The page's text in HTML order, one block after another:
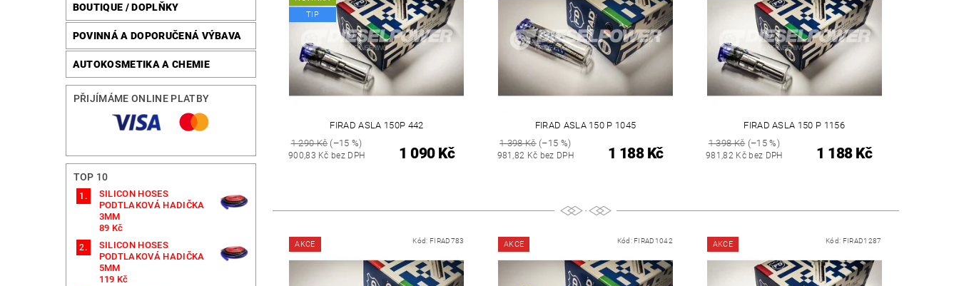
BOUTIQUE / DOPLŇKY
POVINNÁ A DOPORUČENÁ VÝBAVA
AUTOKOSMETIKA A CHEMIE
PŘIJÍMÁME ONLINE PLATBY
TOP 10
SILICON HOSES
PODTLAKOVÁ HADIČKA
3MM
89 Kč
SILICON HOSES
PODTLAKOVÁ HADIČKA
5MM
119 Kč
TIP
FIRAD ASLA 150P 442
1 290 Kč(–15 %)
900,83 Kč bez DPH 1 090 Kč
FIRAD ASLA 150 P 1045
1 398 Kč(–15 %)
981,82 Kč bez DPH 1 188 Kč
FIRAD ASLA 150 P 1156
1 398 Kč(–15 %)
981,82 Kč bez DPH 1 188 Kč
AKCE Kód: FIRAD783 AKCE Kód: FIRAD1042 AKCE Kód: FIRAD1287